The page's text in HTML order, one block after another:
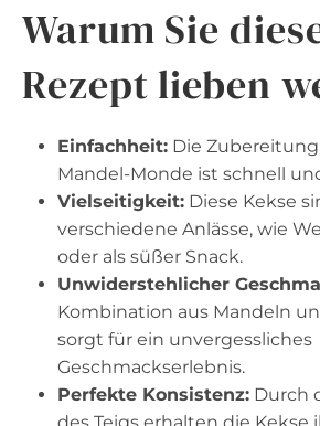
Warum Sie
Rezept lieben
Einfachheit: Die
Mandel-Monde ist schnell
Vielseitigkeit: Diese Kekse
verschiedene Anlässe, wie
oder als süßer Snack.
Unwiderstehlicher
Kombination aus Mandeln
sorgt für ein unvergessliches
Geschmackserlebnis.
Perfekte Konsistenz: Durch
des Teigs erhalten die Kekse